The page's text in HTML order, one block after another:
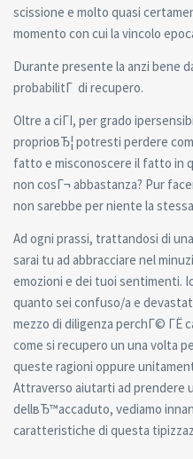
scissione e molto quasi
momento con cui la vincolo
Durante presente la anzi bene
probabilitГ di recupero.
Oltre a ciГІ, per grado
proprioвЂ¦ potresti perdere
fatto e misconoscere il fatto in
non cosГ¬ abbastanza? Pur
non sarebbe per niente la
Ad ogni prassi, trattandosi di
sarai tu ad abbracciare nel
emozioni e dei tuoi sentimenti.
quanto sei confuso/a e
mezzo di diligenza perchГ© ГЁ
come si recupero un una volta
queste ragioni oppure
Attraverso aiutarti ad prendere
dellвЂ™accaduto, vediamo
caratteristiche di questa